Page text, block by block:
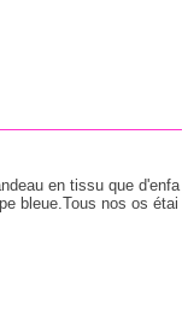
en tissu que d'enfa
bleue.Tous nos os étai